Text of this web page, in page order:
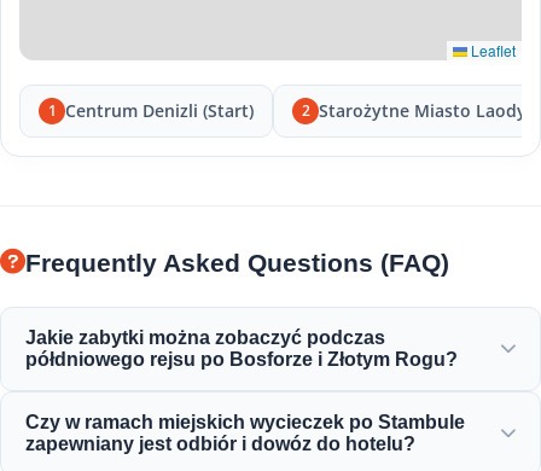
Leaflet
1 Centrum Denizli (Start) 2 Starożytne Miasto
Frequently Asked Questions (FAQ)
Jakie zabytki można zobaczyć podczas
półdniowego rejsu po Bosforze i Złotym Rogu?
Róg, Most Bosforski, Pałac Dolmabahçe, Meczet Ortaköy,
Twierdzę Rumeli oraz eleganckie osmańskie rezydencje.
Czy w ramach miejskich wycieczek po Stambule
zapewniany jest odbiór i dowóz do hotelu?